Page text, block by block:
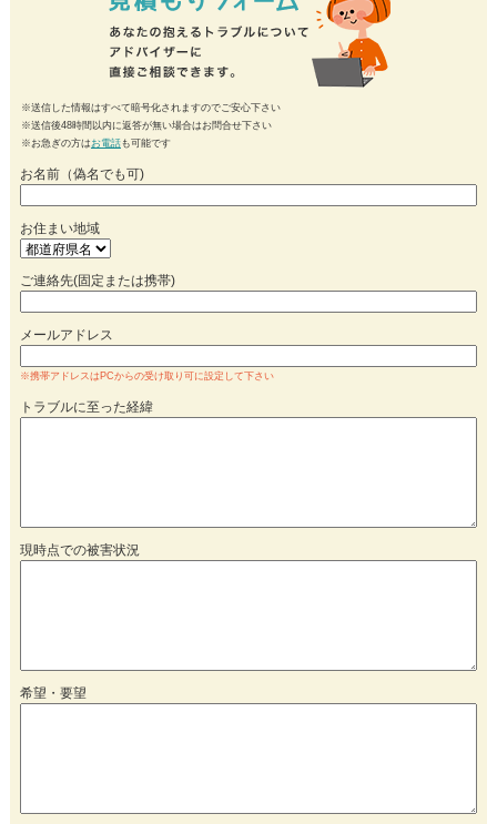
※送信した情報はすべて暗号化されますのでご安心下さい
※送信後48時間以内に返答が無い場合はお問合せ下さい
※お急ぎの方はお電話も可能です
お名前（偽名でも可)
お住まい地域
ご連絡先(固定または携帯)
メールアドレス
※携帯アドレスはPCからの受け取り可に設定して下さい
トラブルに至った経緯
現時点での被害状況
希望・要望